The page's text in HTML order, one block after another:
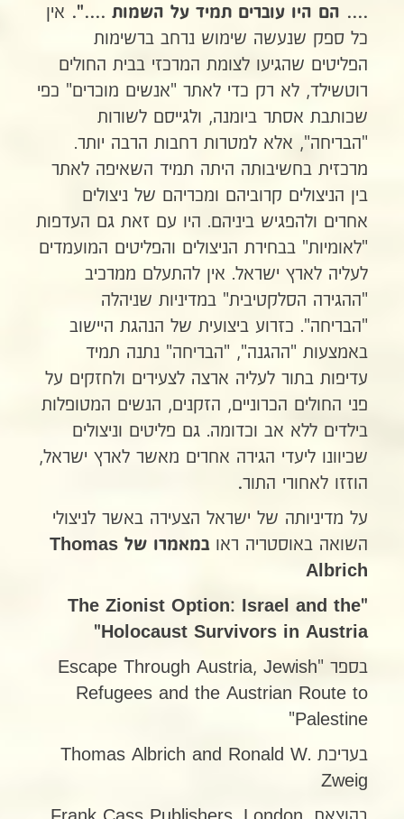
.... הם היו עוברים תמיד על השמות ....". אין
כל ספק שנעשה שימוש נרחב ברשימות
הפליטים שהגיעו לצומת המרכזי בבית החולים
רוטשילד, לא רק כדי לאתר "אנשים מוכרים" כפי
שכותבת אסתר ביומנה, ולגייסם לשורות
"הבריחה", אלא למטרות רחבות הרבה יותר.
מרכזית בחשיבותה היתה תמיד השאיפה לאתר
בין הניצולים קרוביהם ומכריהם של ניצולים
אחרים ולהפגיש ביניהם. היו עם זאת גם העדפות
"לאומיות" בבחירת הניצולים והפליטים המועמדים
לעליה לארץ ישראל. אין להתעלם ממרכיב
"ההגירה הסלקטיבית" במדיניות שניהלה
"הבריחה". כזרוע ביצועית של הנהגת היישוב
באמצעות "ההגנה", "הבריחה" נתנה תמיד
עדיפות בתור לעליה ארצה לצעירים ולחזקים על
פני החולים הכרוניים, הזקנים, הנשים המטופלות
בילדים ללא אב וכדומה. גם פליטים וניצולים
שכיוונו ליעדי הגירה אחרים מאשר לארץ ישראל,
הוזזו לאחורי התור.
על מדיניותה של ישראל הצעירה באשר לניצולי
השואה באוסטריה ראובמאמרו של Thomas
Albrich
"The Zionist Option: Israel and the
Holocaust Survivors in Austria"
בספר "Escape Through Austria, Jewish
Refugees and the Austrian Route to
Palestine"
בעריכת Thomas Albrich and Ronald W.
Zweig